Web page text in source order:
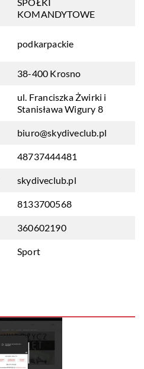
KOMANDYTOWE
podkarpackie
38-400 Krosno
ul. Franciszka Żwirki i
Stanisława Wigury 8
biuro@skydiveclub.pl
48737444481
skydiveclub.pl
8133700568
360602190
Sport